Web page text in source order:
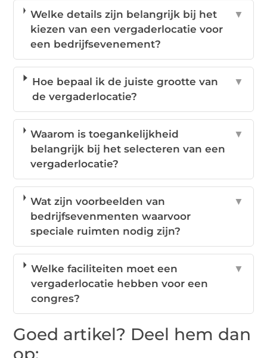
Welke details zijn belangrijk bij het
kiezen van een vergaderlocatie voor
een bedrijfsevenement?
▼
Hoe bepaal ik de juiste grootte van
de vergaderlocatie?
▼
Waarom is toegankelijkheid
belangrijk bij het selecteren van een
vergaderlocatie?
▼
Wat zijn voorbeelden van
bedrijfsevenmenten waarvoor
speciale ruimten nodig zijn?
▼
Welke faciliteiten moet een
vergaderlocatie hebben voor een
congres?
▼
Goed artikel? Deel hem dan
op: